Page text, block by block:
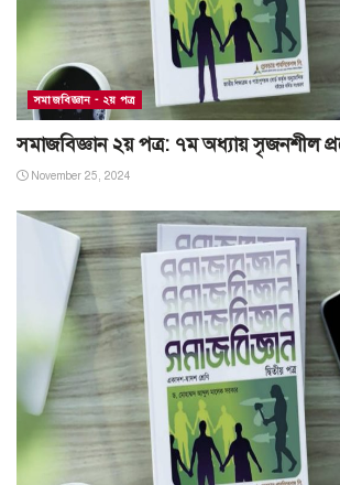
সমাজবিজ্ঞান - ২য় পত্র
সমাজবিজ্ঞান ২য় পত্র: ৭ম অধ্যায় সৃজনশীল
November 25, 2024